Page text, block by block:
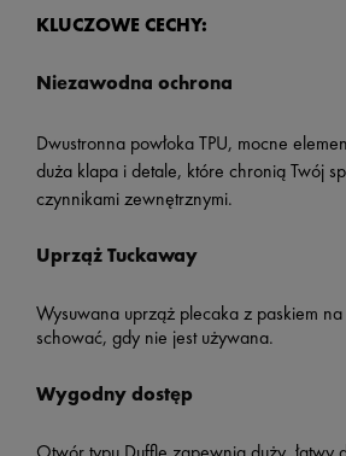
KLUCZOWE CECHY:
Niezawodna ochrona
Dwustronna powłoka TPU, mocne
duża klapa i detale, które chronią Twój
czynnikami zewnętrznymi.
Uprząż Tuckaway
Wysuwana uprząż plecaka z paskiem
schować, gdy nie jest używana.
Wygodny dostęp